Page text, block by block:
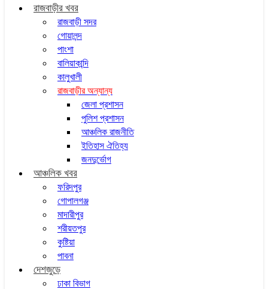
রাজবাড়ীর খবর
রাজবাড়ী সদর
গোয়ালন্দ
পাংশা
বালিয়াকান্দি
কালুখালী
রাজবাড়ীর অন্যান্য
জেলা প্রশাসন
পুলিশ প্রশাসন
আঞ্চলিক রাজনীতি
ইতিহাস ঐতিহ্য
জনদুর্ভোগ
আঞ্চলিক খবর
ফরিদপুর
গোপালগঞ্জ
মাদারীপুর
শরীয়তপুর
কুষ্টিয়া
পাবনা
দেশজুড়ে
ঢাকা বিভাগ